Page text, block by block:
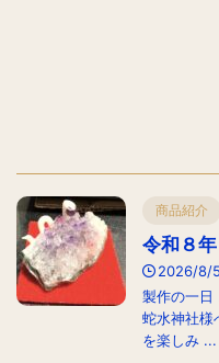
商品紹介
令和８年
2026/8/5
製作の一日
蛇水神社様
を楽しみ ...